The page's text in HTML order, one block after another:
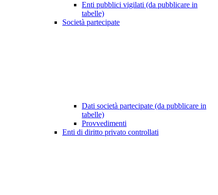
Enti pubblici vigilati (da pubblicare in
tabelle)
Società partecipate
Dati società partecipate (da pubblicare in
tabelle)
Provvedimenti
Enti di diritto privato controllati